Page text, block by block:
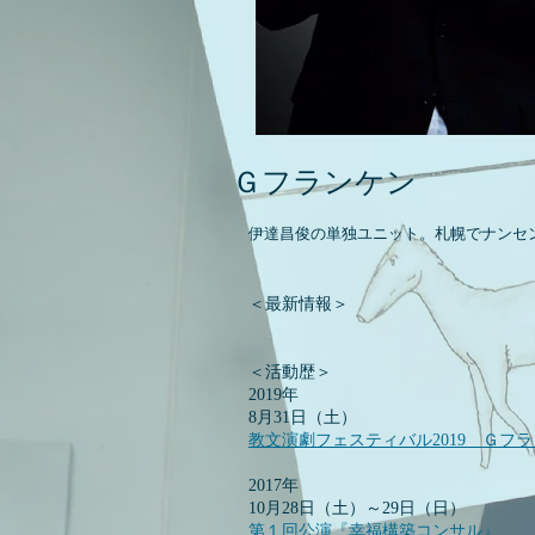
Ｇフランケン
伊達昌俊の単独ユニット。札幌でナン
＜最新情報＞
＜活動歴＞
2019年
8月31日（土）
教文演劇フェスティバル2019 Ｇフ
2017年
10月28日（土）～29日（日）
第１回公演『幸福構築コンサル』